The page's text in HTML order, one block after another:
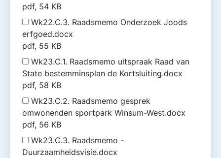
pdf, 54 KB
Wk22.C.3. Raadsmemo Onderzoek Joods
erfgoed.docx
pdf, 55 KB
Wk23.C.1. Raadsmemo uitspraak Raad van
State bestemminsplan de Kortsluiting.docx
pdf, 58 KB
Wk23.C.2. Raadsmemo gesprek
omwonenden sportpark Winsum-West.docx
pdf, 56 KB
Wk23.C.3. Raadsmemo -
Duurzaamheidsvisie.docx